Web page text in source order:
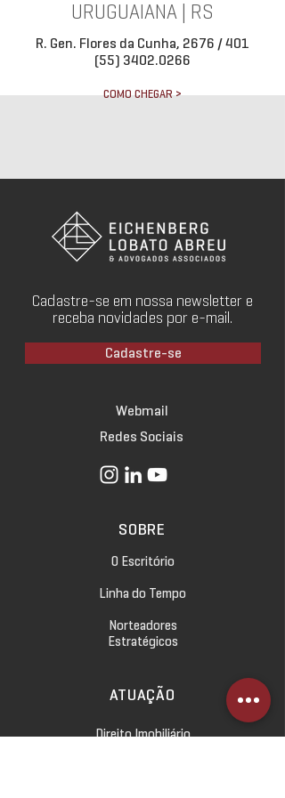
URUGUAIANA | RS
R. Gen. Flores da Cunha, 2676 / 401
(55) 3402.0266
COMO CHEGAR >
Cadastre-se em nossa newsletter e
receba novidades por e-mail.
Cadastre-se
Webmail
Redes Sociais
SOBRE
O Escritório
Linha do Tempo
Norteadores
Estratégicos
ATUAÇÃO
Direito Imobiliário